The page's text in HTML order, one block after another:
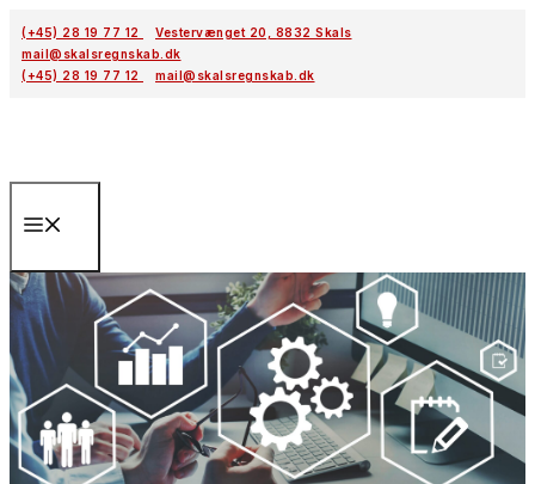
Hop
indhold
(+45) 28 19 77 12
Vestervænget 20, 8832 Skals
mail@skalsregnskab.dk
(+45) 28 19 77 12
mail@skalsregnskab.dk